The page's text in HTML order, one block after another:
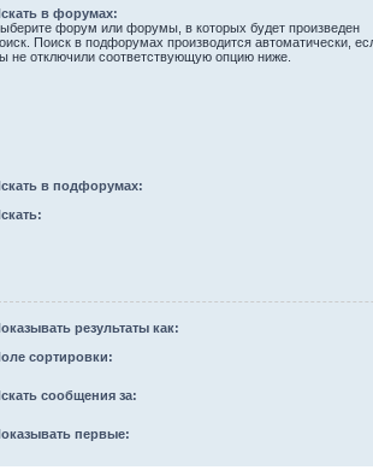
в форумах:
форум или форумы, в которых будет произведен
Поиск в подфорумах производится автоматически,
не отключили соответствующую опцию ниже.
в подфорумах:
результаты как:
сортировки:
сообщения за:
первые: